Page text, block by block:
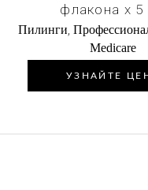
флакона х 5
Пилинги ,
Medicare
УЗНАЙТЕ